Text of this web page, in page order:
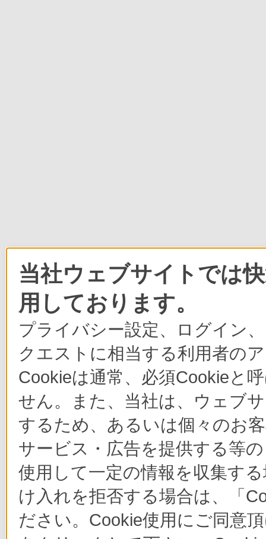
当社ウェブサイトでは
用しております。
プライバシー設定、ログイン
クエストに相当する利用者の
Cookieは通常、必須Cookieと
せん。また、当社は、ウェブ
するため、あるいは個々のお
サービス・広告を提供する等
使用して一定の情報を収集す
け入れを拒否する場合は、「
ださい。Cookie使用にご同意